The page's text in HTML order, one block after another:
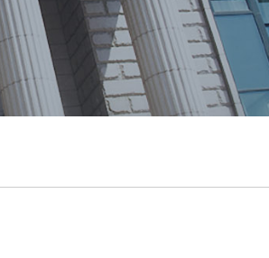
논문지도_
학위논문제안심사
연구윤리교육 이수 안내
연구윤리위원회 규정
연구윤리 지침서
취업·모집 관련 공지
특강·프로그램 관련 공지
대학원생권리장전
대학원 총학생회
외국인 유학생 비자(VISA)